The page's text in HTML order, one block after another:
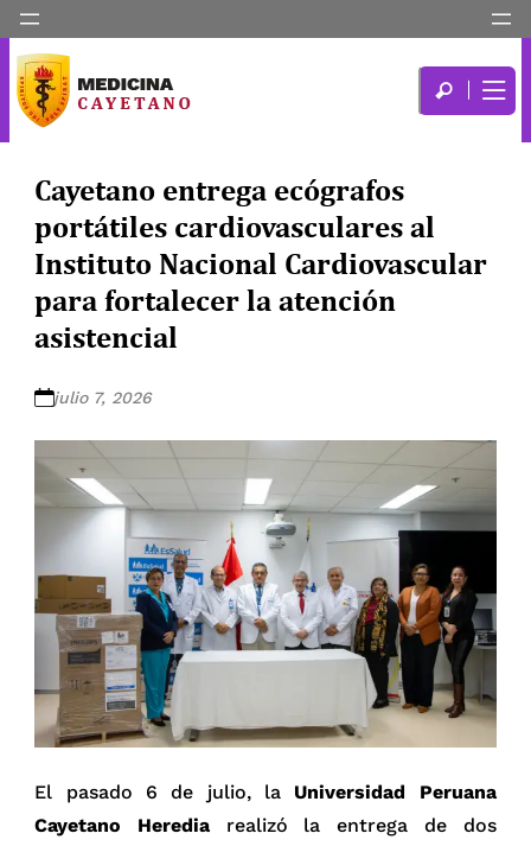
Cayetano entrega ecógrafos
portátiles cardiovasculares al
Instituto Nacional Cardiovascular
para fortalecer la atención
asistencial
julio 7, 2026
El pasado 6 de julio, la Universidad Peruana
Cayetano Heredia realizó la entrega de dos